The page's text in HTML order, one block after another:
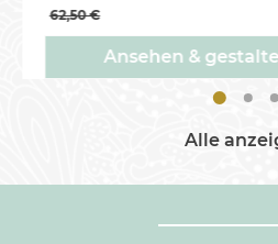
Verschenken?Hier in
Geschenk Mrs. & Mr. -
haben wir ein einfach
aber auch schönes
das Brautpaar kreiert. Mit
Fund' kann Geld auf tolle
62,50 €
Ansehen &
Alle